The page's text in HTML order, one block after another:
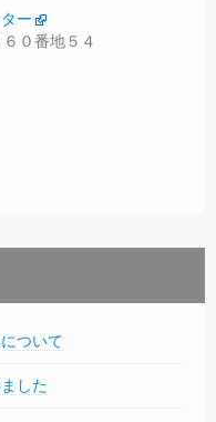
ー
０番地５４
ついて
した